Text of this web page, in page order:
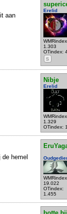
Erelid
1.303
OTindex:
S
aan
Nibje
Erelid
1.329
OTindex:
19.022
OTindex:
1.455
hemel